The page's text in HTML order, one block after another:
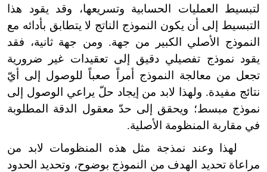
لتبسيط العمليات الحسابية وتسريعها، وقد يقود هذا
التبسيط إلى أن يكون النموذج الناتج لا يتطابق بأدائه مع
النموذج الأصلي الكبير من جهة. ومن جهة ثانية، فقد
يقود نموذج تفصيلي دقيق إلى تعقيدات غير ضرورية
تجعل من معالجة النموذج أمراً صعباً للوصول إلى أيّ
نتائج مفيدة. ولهذا لابد من إيجاد حلّ يراعي الوصول إلى
نموذج مبسط؛ ويحقق إلى حدّ معقول الدقة المطلوبة
في مقاربة المنظومة الأصلية.
لهذا وعند نمذجة مثل هذه المنظومات لابد من
مراعاة تحديد الهدف من النموذج بوضوح، وتحديد الحدود